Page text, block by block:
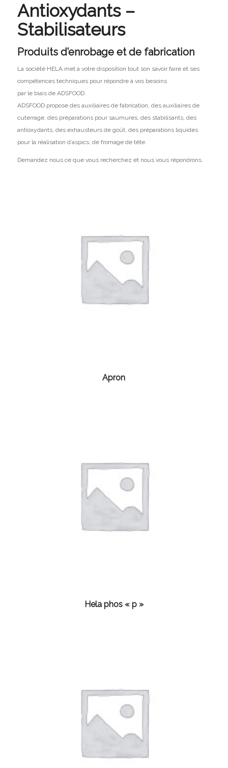
Antioxydants –
Stabilisateurs
Produits d’enrobage et de fabrication
La société HELA met à votre disposition tout son savoir faire et ses
compétences techniques pour répondre à vos besoins
par le biais de ADSFOOD.
ADSFOOD propose des auxiliaires de fabrication, des auxiliaires de
cuterrage, des préparations pour saumures, des stabilisants, des
antioxydants, des exhausteurs de goût, des préparations liquides
pour la réalisation d’aspics, de fromage de tête.
Demandez nous ce que vous recherchez et nous vous répondrons.
Apron
Hela phos « p »